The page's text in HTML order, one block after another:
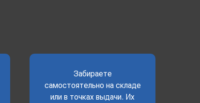
Забираете
самостоятельно на складе
или в точках выдачи. Их